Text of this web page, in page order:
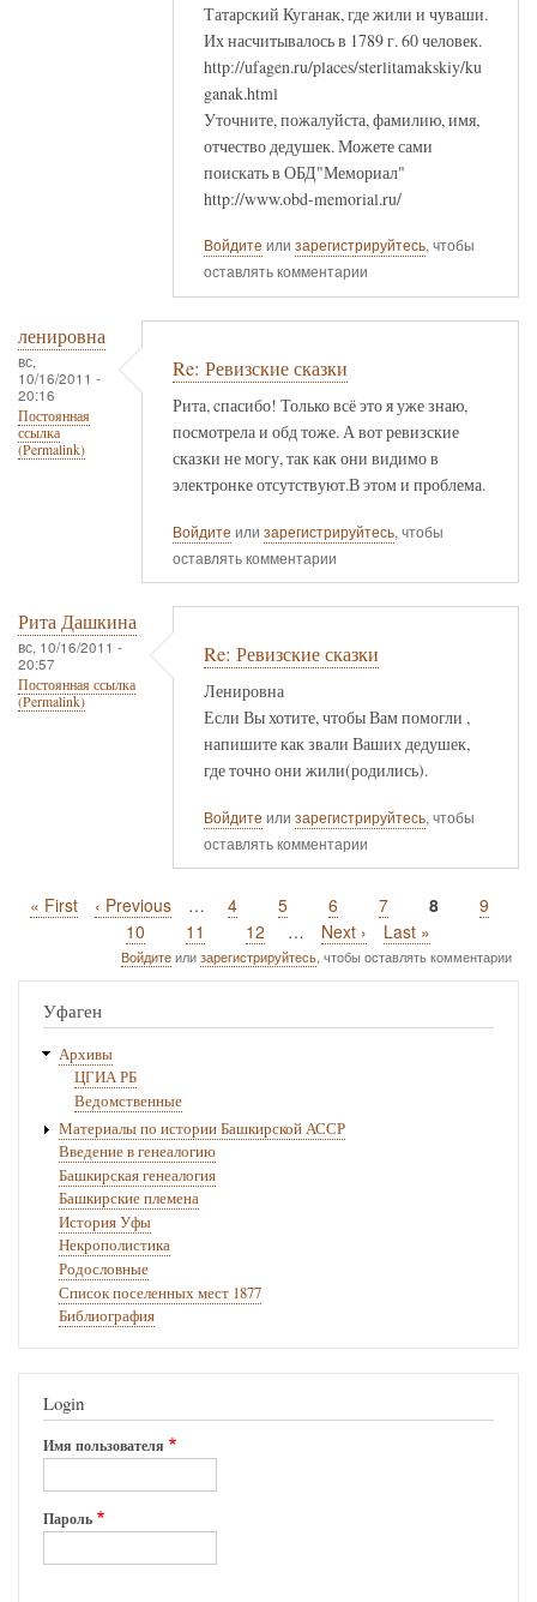
Татарский Куганак, где жили и чуваши.
Их насчитывалось в 1789 г. 60 человек.
http://ufagen.ru/places/sterlitamakskiy/ku
ganak.html
Уточните, пожалуйста, фамилию, имя,
отчество дедушек. Можете сами
поискать в ОБД"Мемориал"
http://www.obd-memorial.ru/
Войдите или зарегистрируйтесь, чтобы
оставлять комментарии
ленировна
вс,
10/16/2011 -
20:16
Постоянная
ссылка
(Permalink)
Re: Ревизские сказки
Рита, cпасибо! Только всё это я уже знаю,
посмотрела и обд тоже. А вот ревизские
сказки не могу, так как они видимо в
электронке отсутствуют.В этом и проблема.
Войдите или зарегистрируйтесь, чтобы
оставлять комментарии
Рита Дашкина
вс, 10/16/2011 -
20:57
Постоянная ссылка
(Permalink)
Re: Ревизские сказки
Ленировна
Если Вы хотите, чтобы Вам помогли ,
напишите как звали Ваших дедушек,
где точно они жили(родились).
Войдите или зарегистрируйтесь, чтобы
оставлять комментарии
Нумерация
Первая
« First
Предыдущая
страница
‹ Previous … Page
4 Page
5 Page
6 Page
7
Текущая
8 Page
9
Page
10 Page
11 Page
12 …
Следующая
страница
Next ›
Последняя
страница
Last »
Войдитеилизарегистрируйтесь, чтобы оставлять комментарии
Уфаген
Архивы
ЦГИА РБ
Ведомственные
Материалы по истории Башкирской АССР
Введение в генеалогию
Башкирская генеалогия
Башкирские племена
История Уфы
Некрополистика
Родословные
Список поселенных мест 1877
Библиография
Login
Имя пользователя
Пароль